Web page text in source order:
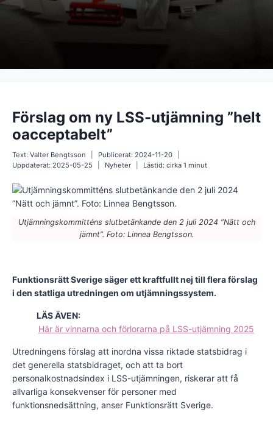
Förslag om ny LSS-utjämning ”helt
oacceptabelt”
Text: Valter Bengtsson Publicerat: 2024-11-20
Uppdaterat: 2025-05-25 Nyheter Lästid: cirka1minut
Utjämningskommitténs slutbetänkande den 2 juli 2024 ”Nätt och
jämnt”. Foto: Linnea Bengtsson.
Funktionsrätt Sverige säger ett kraftfullt nej till flera förslag
i den statliga utredningen om utjämningssystem.
LÄS ÄVEN:
Här är vinnarna och förlorarna på LSS-utjämning 2025
Utredningens förslag att inordna vissa riktade statsbidrag i
det generella statsbidraget, och att ta bort
personalkostnadsindex i LSS-utjämningen, riskerar att få
allvarliga konsekvenser för personer med
funktionsnedsättning, anser Funktionsrätt Sverige.